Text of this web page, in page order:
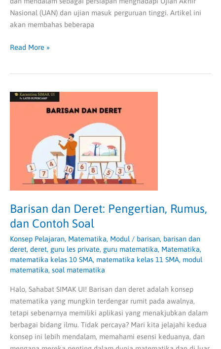
Nasional (UAN) dan ujian masuk perguruan tinggi. Artikel ini
akan membahas beberapa
Read More »
Barisan dan Deret: Pengertian, Rumus,
dan Contoh Soal
Konsep Pelajaran, Matematika, Modul / barisan, barisan dan
deret, deret, guru les private, guru matematika, Matematika,
matematika kelas 10 SMA, matematika kelas 11 SMA, modul
matematika, soal matematika
Halo, Sahabat SIMAK UI! Barisan dan deret adalah konsep
matematika yang mungkin terdengar rumit pada awalnya,
tetapi sebenarnya memiliki aplikasi yang menakjubkan dalam
berbagai bidang ilmu. Tidak percaya? Mari kita jelajahi kedua
konsep ini lebih mendalam, memahami esensi keduanya, dan
Barisan
Contoh